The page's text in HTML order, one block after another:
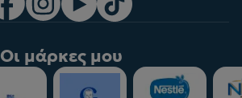
Οι μάρκες μου